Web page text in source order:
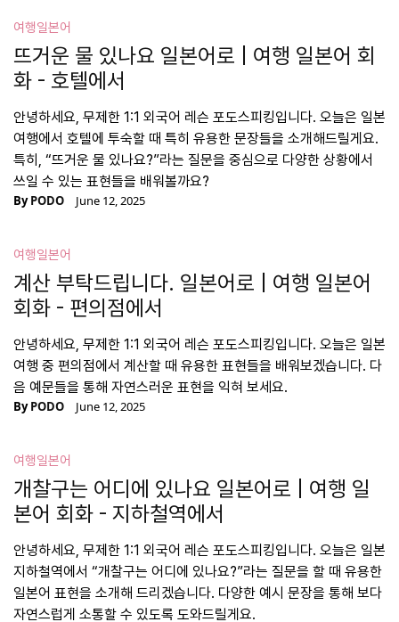
여행일본어
뜨거운 물 있나요 일본어로 | 여행 일본어 회
화 - 호텔에서
안녕하세요, 무제한 1:1 외국어 레슨 포도스피킹입니다. 오늘은 일본
여행에서 호텔에 투숙할 때 특히 유용한 문장들을 소개해드릴게요.
특히, “뜨거운 물 있나요?”라는 질문을 중심으로 다양한 상황에서
쓰일 수 있는 표현들을 배워볼까요?
ByPODO June 12, 2025
여행일본어
계산 부탁드립니다. 일본어로 | 여행 일본어
회화 - 편의점에서
안녕하세요, 무제한 1:1 외국어 레슨 포도스피킹입니다. 오늘은 일본
여행 중 편의점에서 계산할 때 유용한 표현들을 배워보겠습니다. 다
음 예문들을 통해 자연스러운 표현을 익혀 보세요.
ByPODO June 12, 2025
여행일본어
개찰구는 어디에 있나요 일본어로 | 여행 일
본어 회화 - 지하철역에서
안녕하세요, 무제한 1:1 외국어 레슨 포도스피킹입니다. 오늘은 일본
지하철역에서 “개찰구는 어디에 있나요?”라는 질문을 할 때 유용한
일본어 표현을 소개해 드리겠습니다. 다양한 예시 문장을 통해 보다
자연스럽게 소통할 수 있도록 도와드릴게요.